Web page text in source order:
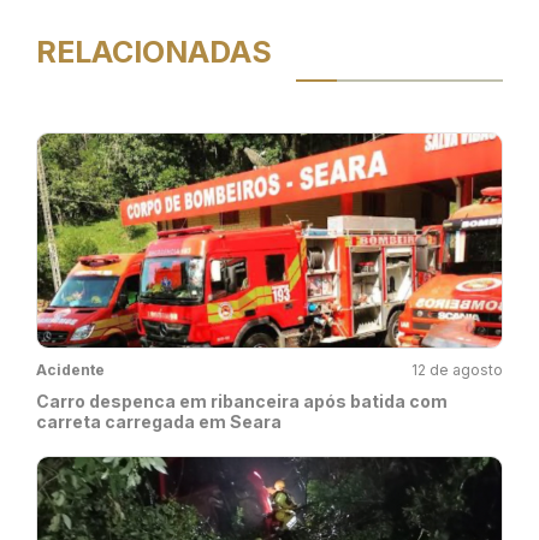
RELACIONADAS
Acidente 12 de agosto
Carro despenca em ribanceira após batida com
carreta carregada em Seara